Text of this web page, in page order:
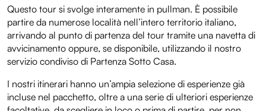
Questo tour si svolge interamente in pullman. È possibile
partire da numerose località nell’intero territorio italiano,
arrivando al punto di partenza del tour tramite una navetta di
avvicinamento oppure, se disponibile, utilizzando il nostro
servizio condiviso di Partenza Sotto Casa.
I nostri itinerari hanno un’ampia selezione di esperienze già
incluse nel pacchetto, oltre a una serie di ulteriori esperienze